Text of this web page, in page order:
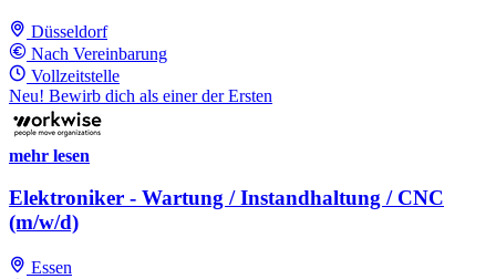
Düsseldorf
Nach Vereinbarung
Vollzeitstelle
Neu! Bewirb dich als einer der Ersten
mehr lesen
Elektroniker - Wartung / Instandhaltung / CNC
(m/w/d)
Essen